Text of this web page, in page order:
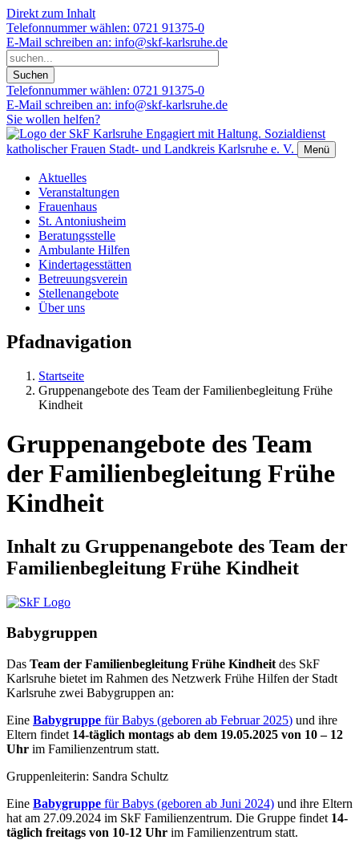
Direkt zum Inhalt
Telefonnummer wählen: 0721 91375-0
E-Mail schreiben an: info@skf-karlsruhe.de
Telefonnummer wählen: 0721 91375-0
E-Mail schreiben an: info@skf-karlsruhe.de
Sie wollen helfen?
Engagiert mit Haltung. Sozialdienst
katholischer Frauen Stadt- und Landkreis Karlsruhe e. V.
Menü
Aktuelles
Veranstaltungen
Frauenhaus
St. Antoniusheim
Beratungsstelle
Ambulante Hilfen
Kindertagesstätten
Betreuungsverein
Stellenangebote
Über uns
Pfadnavigation
Startseite
Gruppenangebote des Team der Familienbegleitung Frühe
Kindheit
Gruppenangebote des Team
der Familienbegleitung Frühe
Kindheit
Inhalt zu Gruppenangebote des Team der
Familienbegleitung Frühe Kindheit
Babygruppen
Das Team der Familienbegleitung Frühe Kindheit des SkF
Karlsruhe bietet im Rahmen des Netzwerk Frühe Hilfen der Stadt
Karlsruhe zwei Babygruppen an:
Eine Babygruppe für Babys (geboren ab Februar 2025) und ihre
Eltern findet 14-täglich montags ab dem 19.05.2025 von 10 – 12
Uhr im Familienzentrum statt.
Gruppenleiterin: Sandra Schultz
Eine Babygruppe für Babys (geboren ab Juni 2024) und ihre Eltern
hat am 27.09.2024 im SkF Familienzentrum. Die Gruppe findet 14-
täglich freitags von 10-12 Uhr im Familienzentrum statt.